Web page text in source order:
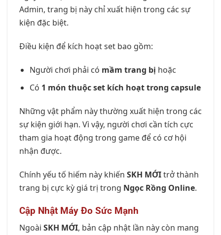
Admin, trang bị này chỉ xuất hiện trong các sự
kiện đặc biệt.
Điều kiện để kích hoạt set bao gồm:
Người chơi phải có mầm trang bị hoặc
Có 1 món thuộc set kích hoạt trong capsule
Những vật phẩm này thường xuất hiện trong các
sự kiện giới hạn. Vì vậy, người chơi cần tích cực
tham gia hoạt động trong game để có cơ hội
nhận được.
Chính yếu tố hiếm này khiến SKH MỚItrở thành
trang bị cực kỳ giá trị trong Ngọc Rồng Online.
Cập Nhật Máy Đo Sức Mạnh
Ngoài SKH MỚI, bản cập nhật lần này còn mang